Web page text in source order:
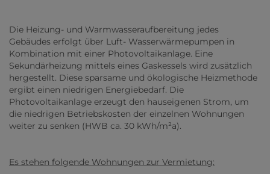
Die Heizung- und Warmwasseraufbereitung jedes
Gebäudes erfolgt über Luft- Wasserwärmepumpen in
Kombination mit einer Photovoltaikanlage. Eine
Sekundärheizung mittels eines Gaskessels wird zusätzlich
hergestellt. Diese sparsame und ökologische Heizmethode
ergibt einen niedrigen Energiebedarf. Die
Photovoltaikanlage erzeugt den hauseigenen Strom, um
die niedrigen Betriebskosten der einzelnen Wohnungen
weiter zu senken (HWB ca. 30 kWh/m²a).
Es stehen folgende Wohnungen zur Vermietung: